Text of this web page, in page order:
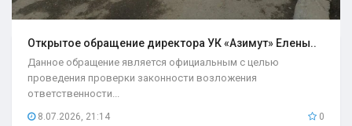
Открытое обращение директора УК «Азимут» Елены..
Данное обращение является официальным с целью
проведения проверки законности возложения
ответственности...
8.07.2026, 21:14 0